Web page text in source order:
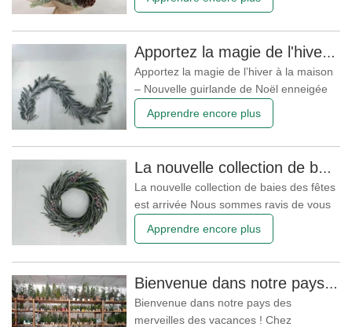
maison de vacances magique. Notre
et esprit festif à chaque recoin. Des
sapins de Noël réalistes qui
Apportez la magie de l'hiver à la maison – Nouvelle guirlande de Noël enneigée de 180 cm
Apportez la magie de l’hiver à la maison
– Nouvelle guirlande de Noël enneigée
vos entrées d'une touche de magie
festif et ambiance chaleureuse à chaque
recoin de votre maison ou de votre
Apprendre encore plus
La nouvelle collection de baies des fêtes est arrivée
La nouvelle collection de baies des fêtes
est arrivée Nous sommes ravis de vous
désormais disponible sous forme
Noël aux baies – arbres verts classiques
décorés de baies rouges
Apprendre encore plus
Bienvenue dans notre pays des merveilles des vacances !
Bienvenue dans notre pays des
merveilles des vacances ! Chez